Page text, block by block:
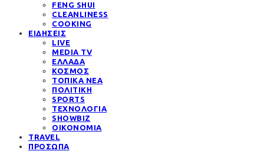
FENG SHUI
CLEANLINESS
COOKING
ΕΙΔΗΣΕΙΣ
LIVE
MEDIA TV
ΕΛΛΑΔΑ
ΚΟΣΜΟΣ
ΤΟΠΙΚΑ ΝΕΑ
ΠΟΛΙΤΙΚΗ
SPORTS
ΤΕΧΝΟΛΟΓΙΑ
SHOWBIZ
ΟΙΚΟΝΟΜΙΑ
TRAVEL
ΠΡΟΣΩΠΑ